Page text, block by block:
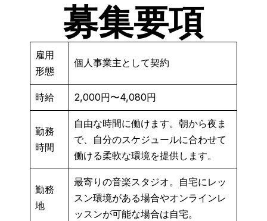
募集要項
雇用
形態
個人事業主として契約
時給 2,000円〜4,080円
勤務
時間
自由な時間に働けます。朝から夜ま
で、自分のスケジュールに合わせて
働ける柔軟な環境を提供します。
勤務
地
最寄りの音楽スタジオ。自宅にレッ
スン環境がある場合やオンラインレ
ッスンが可能な場合は自宅。